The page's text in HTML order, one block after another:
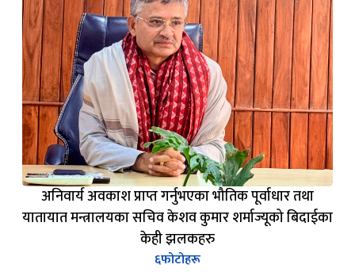
अनिवार्य अवकाश प्राप्त गर्नुभएका भौतिक पूर्वाधार तथा
यातायात मन्त्रालयका सचिव केशव कुमार शर्माज्यूको बिदाईका
केही झलकहरु
६फोटोहरू